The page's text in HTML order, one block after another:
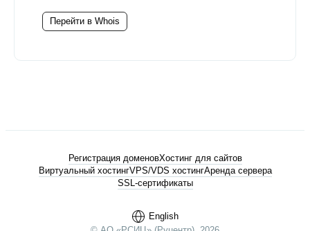
Перейти в Whois
English
Регистрация доменовХостинг для сайтов
Виртуальный хостингVPS/VDS хостингАренда сервера
SSL-сертификаты